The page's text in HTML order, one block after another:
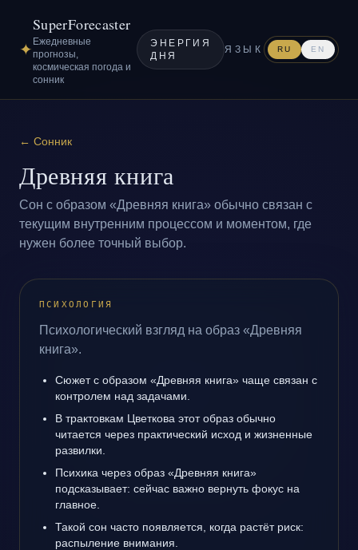
✦
SuperForecaster
Ежедневные
прогнозы,
космическая погода и
сонник
ЭНЕРГИЯ
ДНЯ
ЯЗЫК RU EN
← Сонник
Древняя книга
Сон с образом «Древняя книга» обычно связан с
текущим внутренним процессом и моментом, где
нужен более точный выбор.
ПСИХОЛОГИЯ
Психологический взгляд на образ «Древняя
книга».
Сюжет с образом «Древняя книга» чаще связан с
контролем над задачами.
В трактовкам Цветкова этот образ обычно
читается через практический исход и жизненные
развилки.
Психика через образ «Древняя книга»
подсказывает: сейчас важно вернуть фокус на
главное.
Такой сон часто появляется, когда растёт риск:
распыление внимания.